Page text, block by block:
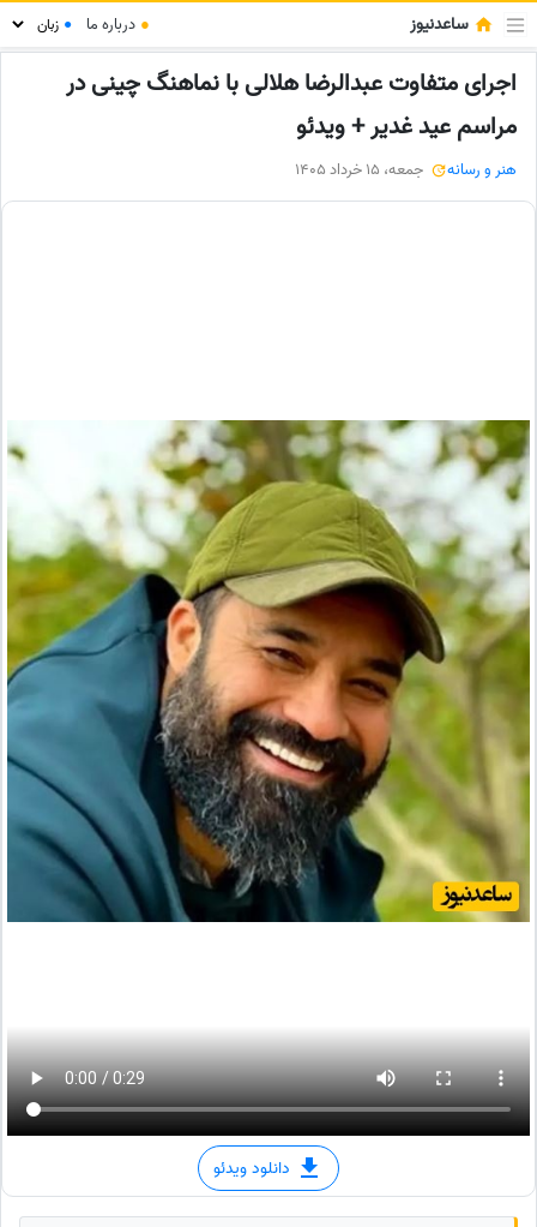
ساعدنیوز ● درباره ما ●
اجرای متفاوت عبدالرضا هلالی با نماهنگ چینی در
مراسم عید غدیر + ویدئو
هنر و رسانه جمعه، 15 خرداد 1405
دانلود ویدئو